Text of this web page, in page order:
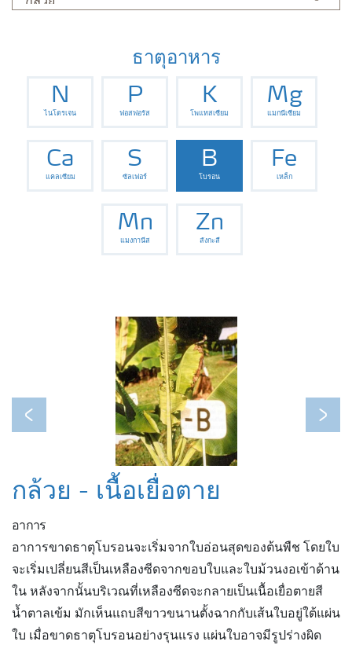
ธาตุอาหาร
N
ไนโตรเจน
P
ฟอสฟอรัส
K
โพแทสเซียม
Mg
แมกนีเซียม
Ca
แคลเซียม
S
ซัลเฟอร์
B
โบรอน
Fe
เหล็ก
Mn
แมงกานีส
Zn
สังกะสี
Previous Next
กล้วย - เนื้อเยื่อตาย
อาการ
อาการขาดธาตุโบรอนจะเริ่มจากใบอ่อนสุดของต้นพืช โดยใบ
จะเริ่มเปลี่ยนสีเป็นเหลืองซีดจากขอบใบและใบม้วนงอเข้าด้าน
ใน หลังจากนั้นบริเวณที่เหลืองซีดจะกลายเป็นเนื้อเยื่อตายสี
น้ำตาลเข้ม มักเห็นแถบสีขาวขนานตั้งฉากกับเส้นใบอยู่ใต้แผ่น
ใบ เมื่อขาดธาตุโบรอนอย่างรุนแรง แผ่นใบอาจมีรูปร่างผิด